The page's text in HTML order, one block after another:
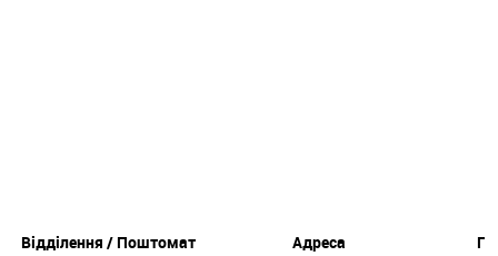
Відділення / Поштомат Адреса